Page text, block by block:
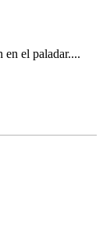
en el paladar....